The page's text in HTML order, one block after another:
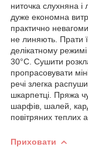
ниточка слухняна і
дуже економна
практично
не линяють. Прати
делікатному
30°С. Сушити
пропрасовувати
речі злегка
шкарпетці. Пряжа
шарфів, шалей,
повітряних теплих
Приховати